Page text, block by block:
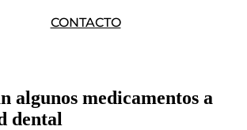
CONTACTO
algunos medicamentos a
dental